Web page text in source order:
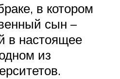
в котором
сын –
в настоящее
из